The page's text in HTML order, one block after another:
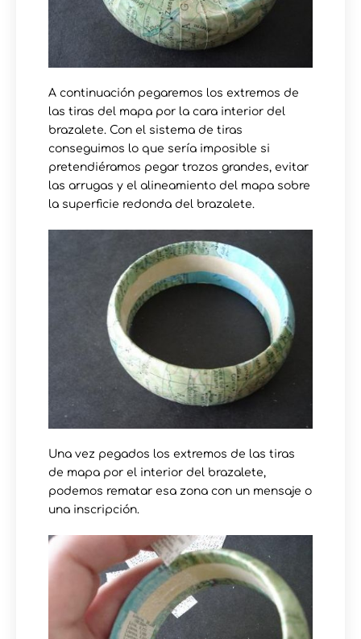
A continuación pegaremos los extremos de
las tiras del mapa por la cara interior del
brazalete. Con el sistema de tiras
conseguimos lo que sería imposible si
pretendiéramos pegar trozos grandes, evitar
las arrugas y el alineamiento del mapa sobre
la superficie redonda del brazalete.
Una vez pegados los extremos de las tiras
de mapa por el interior del brazalete,
podemos rematar esa zona con un mensaje o
una inscripción.